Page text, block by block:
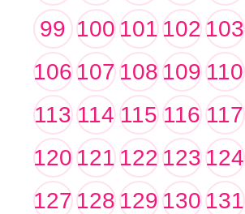
99 100101102103
106107108109110
113 114 115 116 117
120121122123124
127128129130131